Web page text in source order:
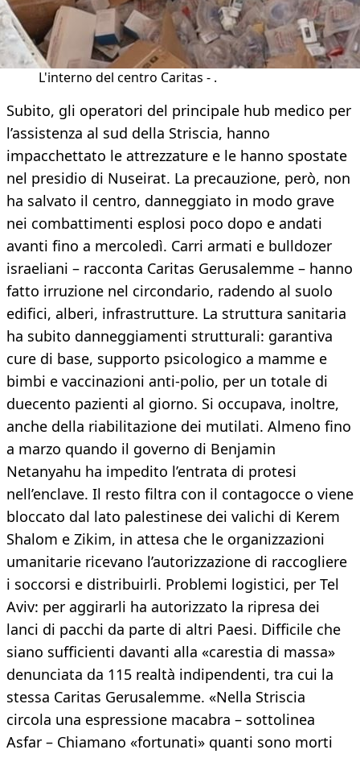
L'interno del centro Caritas - .
Subito, gli operatori del principale hub medico per
l’assistenza al sud della Striscia, hanno
impacchettato le attrezzature e le hanno spostate
nel presidio di Nuseirat. La precauzione, però, non
ha salvato il centro, danneggiato in modo grave
nei combattimenti esplosi poco dopo e andati
avanti fino a mercoledì. Carri armati e bulldozer
israeliani – racconta Caritas Gerusalemme – hanno
fatto irruzione nel circondario, radendo al suolo
edifici, alberi, infrastrutture. La struttura sanitaria
ha subito danneggiamenti strutturali: garantiva
cure di base, supporto psicologico a mamme e
bimbi e vaccinazioni anti-polio, per un totale di
duecento pazienti al giorno. Si occupava, inoltre,
anche della riabilitazione dei mutilati. Almeno fino
a marzo quando il governo di Benjamin
Netanyahu ha impedito l’entrata di protesi
nell’enclave. Il resto filtra con il contagocce o viene
bloccato dal lato palestinese dei valichi di Kerem
Shalom e Zikim, in attesa che le organizzazioni
umanitarie ricevano l’autorizzazione di raccogliere
i soccorsi e distribuirli. Problemi logistici, per Tel
Aviv: per aggirarli ha autorizzato la ripresa dei
lanci di pacchi da parte di altri Paesi. Difficile che
siano sufficienti davanti alla «carestia di massa»
denunciata da 115 realtà indipendenti, tra cui la
stessa Caritas Gerusalemme. «Nella Striscia
circola una espressione macabra – sottolinea
Asfar – Chiamano «fortunati» quanti sono morti